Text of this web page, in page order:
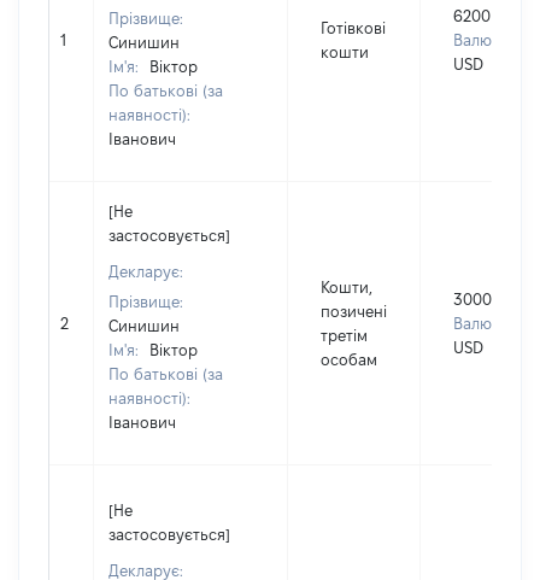
1
Прізвище:
Синишин
Ім'я:
Віктор
По батькові (за
наявності):
Іванович
Готівкові
кошти
6200
Валюта:
USD
2
[Не
застосовується]
Декларує:
Прізвище:
Синишин
Ім'я:
Віктор
По батькові (за
наявності):
Іванович
Кошти,
позичені
третім
особам
3000
Валюта:
USD
[Не
застосовується]
Декларує: